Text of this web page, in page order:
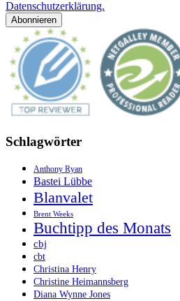
Datenschutzerklärung.
Schlagwörter
Anthony Ryan
Bastei Lübbe
Blanvalet
Brent Weeks
Buchtipp des Monats
cbj
cbt
Christina Henry
Christine Heimannsberg
Diana Wynne Jones